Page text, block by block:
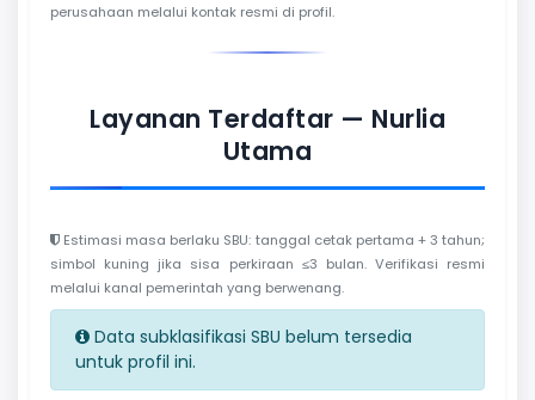
perusahaan melalui kontak resmi di profil.
Layanan Terdaftar — Nurlia
Utama
Estimasi masa berlaku SBU: tanggal cetak pertama + 3 tahun;
simbol kuning jika sisa perkiraan ≤3 bulan. Verifikasi resmi
melalui kanal pemerintah yang berwenang.
Data subklasifikasi SBU belum tersedia
untuk profil ini.